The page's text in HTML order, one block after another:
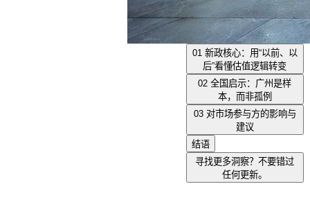
01 新政核心：用“以前、以
后”看懂估值逻辑转变
02 全国启示：广州是样
本，而非孤例
03 对市场参与方的影响与
建议
结语
寻找更多洞察？不要错过
任何更新。